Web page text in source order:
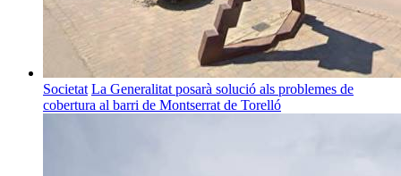
Societat La Generalitat posarà solució als problemes de
cobertura al barri de Montserrat de Torelló